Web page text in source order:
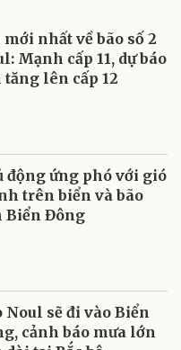
nhất về bão số 2
Mạnh cấp 11, dự báo
tăng lên cấp 12
động ứng phó với gió
trên biển và bão
Biển Đông
Noul sẽ đi vào Biển
cảnh báo mưa lớn